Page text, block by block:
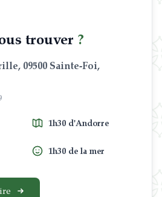
trouver ?
09500 Sainte-Foi,
1h30 d'Andorre
1h30 de la mer